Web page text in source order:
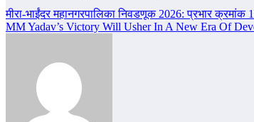
Post
navigation
मीरा-भाईंदर महानगरपालिका निवडणूक 2026: प्रभार
MM Yadav’s Victory Will Usher In A New Era Of